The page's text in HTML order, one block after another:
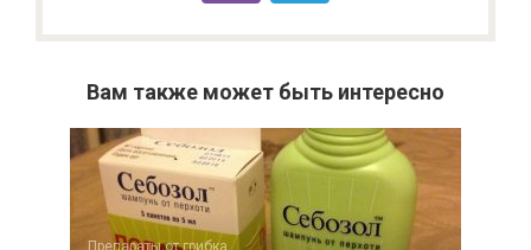
Вам также может быть интересно